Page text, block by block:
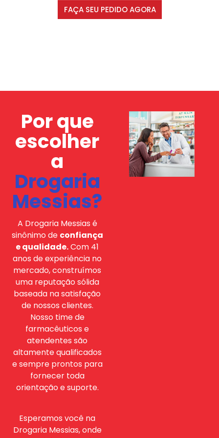
FAÇA SEU PEDIDO AGORA
Por que
escolher
a
Drogaria
Messias?
A Drogaria Messias é
sinônimo de confiança
e qualidade.Com 41
anos de experiência no
mercado, construímos
uma reputação sólida
baseada na satisfação
de nossos clientes.
Nosso time de
farmacêuticos e
atendentes são
altamente qualificados
e sempre prontos para
fornecer toda
orientação e suporte.
Esperamos você na
Drogaria Messias, onde